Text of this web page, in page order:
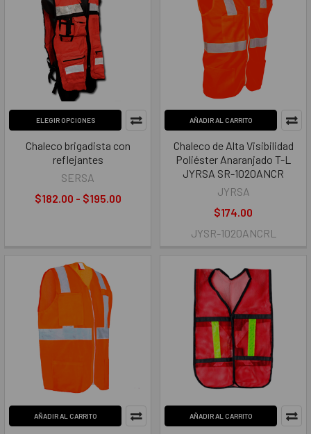
ELEGIR OPCIONES
Chaleco brigadista con
reflejantes
SERSA
$182.00 - $195.00
AÑADIR AL CARRITO
Chaleco de Alta Visibilidad
Poliéster Anaranjado T-L
JYRSA SR-1020ANCR
JYRSA
$174.00
JYSR-1020ANCRL
AÑADIR AL CARRITO AÑADIR AL CARRITO